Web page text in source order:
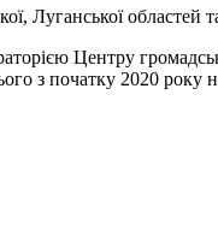
Луганської областей
Центру
з початку 2020